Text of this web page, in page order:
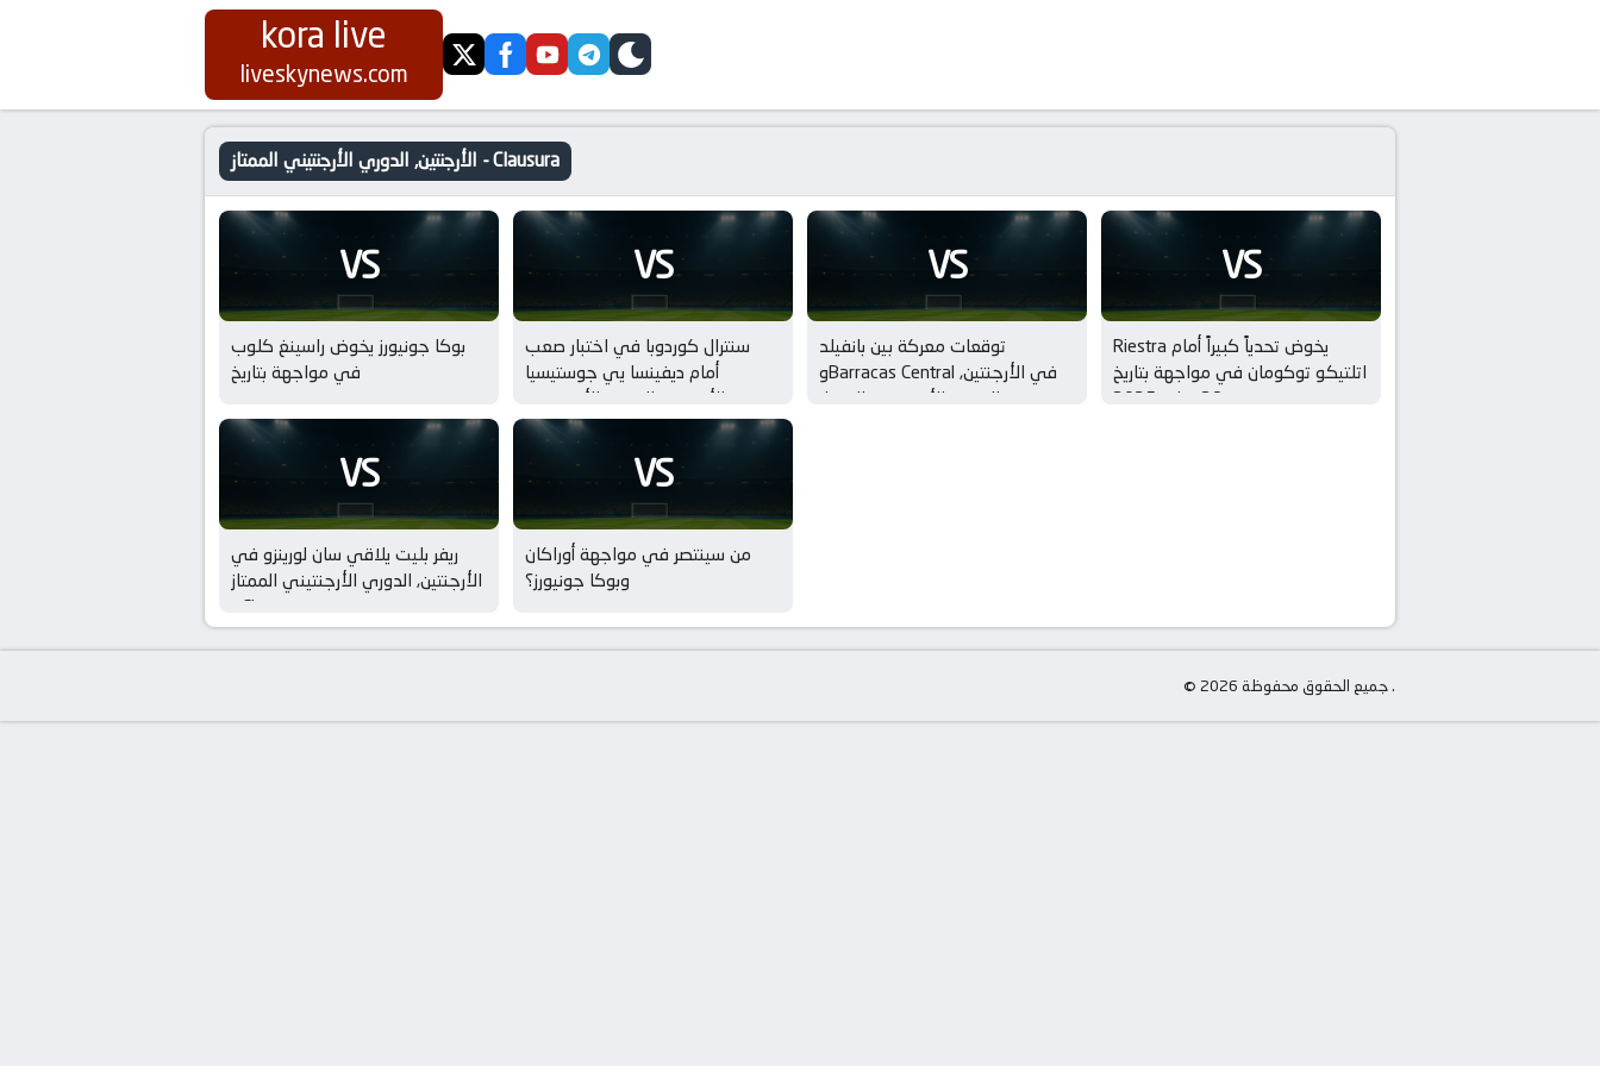
kora live
liveskynews.com twitterfacebookyoutubetelegram
skin
الأرجنتين, الدوري الأرجنتيني الممتاز - Clausura
VS
بوكا جونيورز يخوض راسينغ كلوب
في مواجهة بتاريخ
VS
سنترال كوردوبا في اختبار صعب
أمام ديفينسا يي جوستيسيا
بـالأرجنتين, الدوري الأرجنتيني
الممتاز – Clausura
VS
توقعات معركة بين بانفيلد
وBarracas Central في الأرجنتين,
الدوري الأرجنتيني الممتاز –
VS
Riestra يخوض تحدياً كبيراً أمام
اتلتيكو توكومان في مواجهة بتاريخ
28 يوليو 2025
VS
ريفر بليت يلاقي سان لورينزو في
الأرجنتين, الدوري الأرجنتيني الممتاز
– Clausura
VS
من سينتصر في مواجهة أوراكان
وبوكا جونيورز؟
© جميع الحقوق محفوظة 2026 .